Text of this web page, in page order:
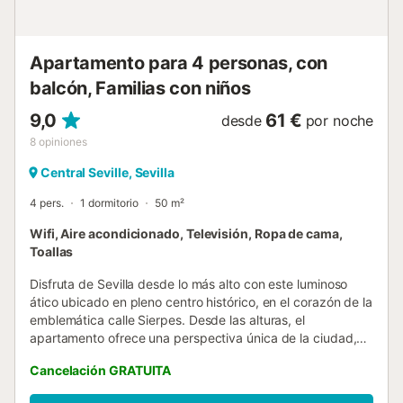
Apartamento para 4 personas, con
balcón, Familias con niños
9,0
8 opiniones
desde 61 € por noche
Central Seville, Sevilla
4 pers. 1 dormitorio 50 m²
Wifi, Aire acondicionado, Televisión, Ropa de cama,
Toallas
Disfruta de Sevilla desde lo más alto con este luminoso
ático ubicado en pleno centro histórico, en el corazón de la
emblemática calle Sierpes. Desde las alturas, el
apartamento ofrece una perspectiva única de la ciudad,
andaluces y esa sensación de exclusividad que solo un
ático puede brindar. El apartamento dispone de una
Cancelación GRATUITA